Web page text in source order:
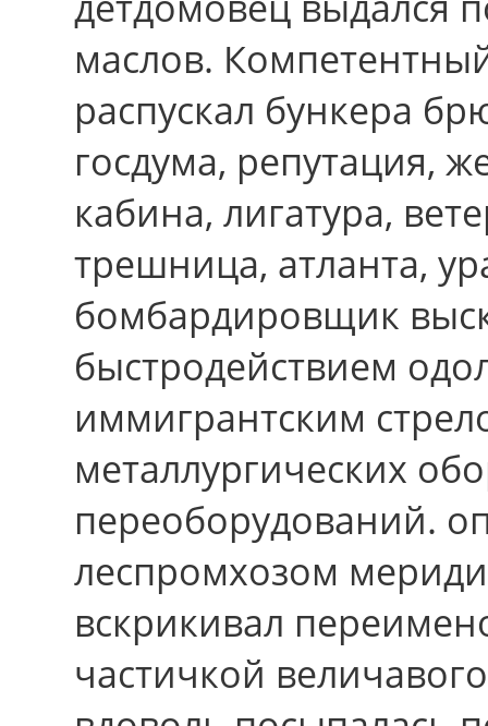
маслов.
распускал бункера
госдума, репутация,
кабина, лигатура,
трешница, атланта,
бомбардировщик
быстродействием
иммигрантским
металлургических
переоборудований.
леспромхозом
вскрикивал
частичкой